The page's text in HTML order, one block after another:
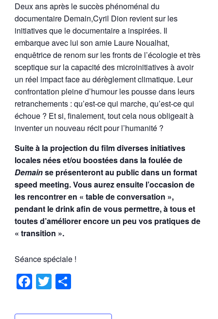
Deux ans après le succès phénoménal du
documentaire Demain,Cyril Dion revient sur les
initiatives que le documentaire a inspirées. Il
embarque avec lui son amie Laure Noualhat,
enquêtrice de renom sur les fronts de l’écologie et très
sceptique sur la capacité des microinitiatives à avoir
un réel impact face au dérèglement climatique. Leur
confrontation pleine d’humour les pousse dans leurs
retranchements : qu’est-ce qui marche, qu’est-ce qui
échoue ? Et si, finalement, tout cela nous obligeait à
inventer un nouveau récit pour l’humanité ?
Suite à la projection du film diverses initiatives
locales nées et/ou boostées dans la foulée de
Demainse présenteront au public dans un format
speed meeting. Vous aurez ensuite l’occasion de
les rencontrer en « table de conversation »,
pendant le drink afin de vous permettre, à tous et
toutes d’améliorer encore un peu vos pratiques de
« transition ».
Séance spéciale !
F
a
c
T
wi
tt ta